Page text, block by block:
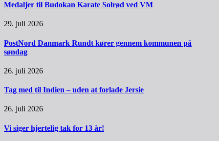
Medaljer til Budokan Karate Solrød ved VM
29. juli 2026
PostNord Danmark Rundt kører gennem kommunen på
søndag
26. juli 2026
Tag med til Indien – uden at forlade Jersie
26. juli 2026
Vi siger hjertelig tak for 13 år!